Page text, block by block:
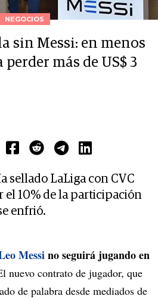
NEGOCIOS
sin Messi: en menos
más de US$ 3
sellado LaLiga con CVC
el 10% de la participación
enfrió.
Messino seguirá jugando en
nuevo contrato de jugador, que
de palabra desde mediados de